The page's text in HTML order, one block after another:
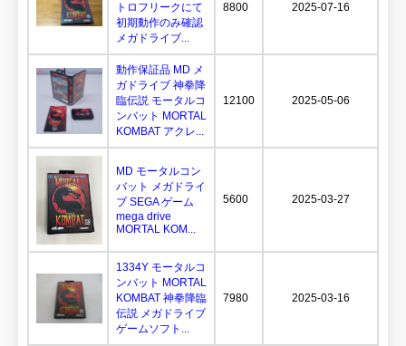
トロフリークにて
初期動作のみ確認
メガドライブ...
8800 2025-07-16
動作保証品 MD メ
ガドライブ 神拳降
臨伝説 モータルコ
ンバット MORTAL
KOMBAT アクレ...
12100 2025-05-06
MD モータルコン
バット メガドライ
ブ SEGA ゲーム
mega drive
MORTAL KOM...
5600 2025-03-27
1334Y モータルコ
ンバット MORTAL
KOMBAT 神拳降臨
伝説 メガドライブ
ゲームソフト...
7980 2025-03-16